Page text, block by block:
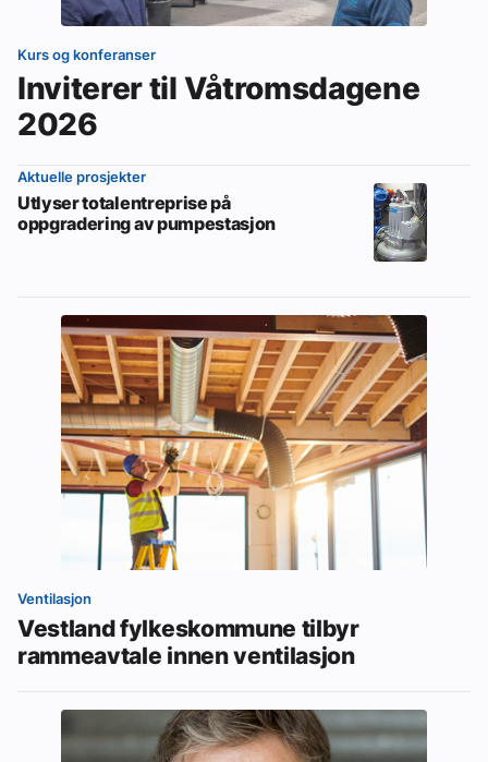
Kurs og konferanser
Inviterer til Våtromsdagene
2026
Aktuelle prosjekter
Utlyser totalentreprise på
oppgradering av pumpestasjon
Ventilasjon
Vestland fylkeskommune tilbyr
rammeavtale innen ventilasjon